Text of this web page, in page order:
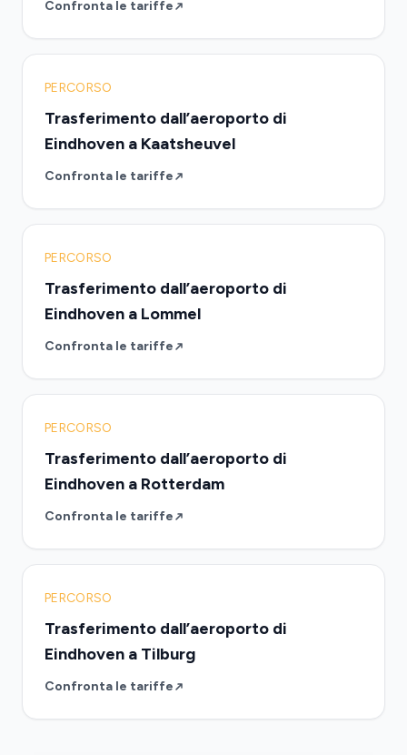
Confronta le tariffe
PERCORSO
Trasferimento dall’aeroporto di
Eindhoven a Kaatsheuvel
Confronta le tariffe
PERCORSO
Trasferimento dall’aeroporto di
Eindhoven a Lommel
Confronta le tariffe
PERCORSO
Trasferimento dall’aeroporto di
Eindhoven a Rotterdam
Confronta le tariffe
PERCORSO
Trasferimento dall’aeroporto di
Eindhoven a Tilburg
Confronta le tariffe